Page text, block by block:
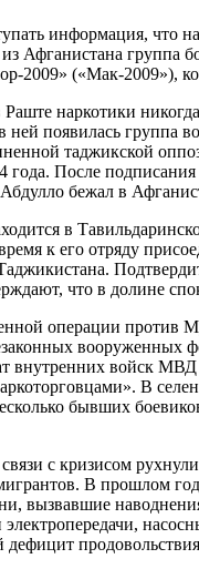
информация,
Афганистана
2009» («Мак-2009»),
наркотики
появилась группа
таджикской
года. После
бежал в
в
к его отряду
что в долине
операции против
внутренних войск
В
бывших
с кризисом
В прошлом
вызвавшие
дефицит